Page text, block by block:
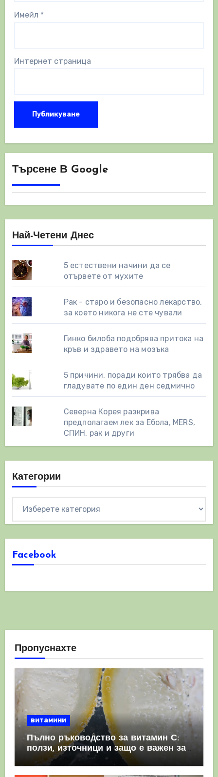
Имейл *
Интернет страница
Търсене В Google
Най-Четени Днес
5 естествени начини да се
отървете от мухите
Рак - старо и безопасно лекарство,
за което никога не сте чували
Гинко билоба подобрява притока на
кръв и здравето на мозъка
5 причини, поради които трябва да
гладувате по един ден седмично
Северна Корея разкрива
предполагаем лек за Ебола, MERS,
СПИН, рак и други
Категории
Facebook
Пропуснахте
витамини
Пълно ръководство за витамин С:
ползи, източници и защо е важен за
имунната система